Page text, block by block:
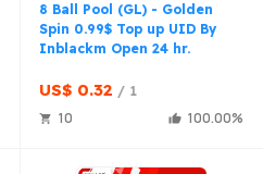
卖家商品 联系卖家
8 Ball Pool (GL) - Golden
Spin 0.99$ Top up UID By
Inblackm Open 24 hr.
US$ 0.32 1
10 100.00